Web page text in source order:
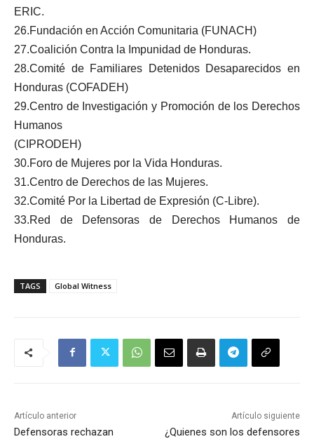
ERIC.
26.Fundación en Acción Comunitaria (FUNACH)
27.Coalición Contra la Impunidad de Honduras.
28.Comité de Familiares Detenidos Desaparecidos en
Honduras (COFADEH)
29.Centro de Investigación y Promoción de los Derechos
Humanos
(CIPRODEH)
30.Foro de Mujeres por la Vida Honduras.
31.Centro de Derechos de las Mujeres.
32.Comité Por la Libertad de Expresión (C-Libre).
33.Red de Defensoras de Derechos Humanos de
Honduras.
TAGS Global Witness
Artículo anterior
Defensoras rechazan
Artículo siguiente
¿Quienes son los defensores